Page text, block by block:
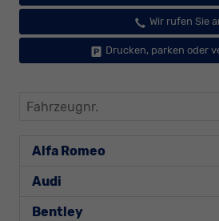
Wir rufen Sie
Drucken, parken oder
Fahrzeugnr.
Alfa Romeo
Audi
Bentley